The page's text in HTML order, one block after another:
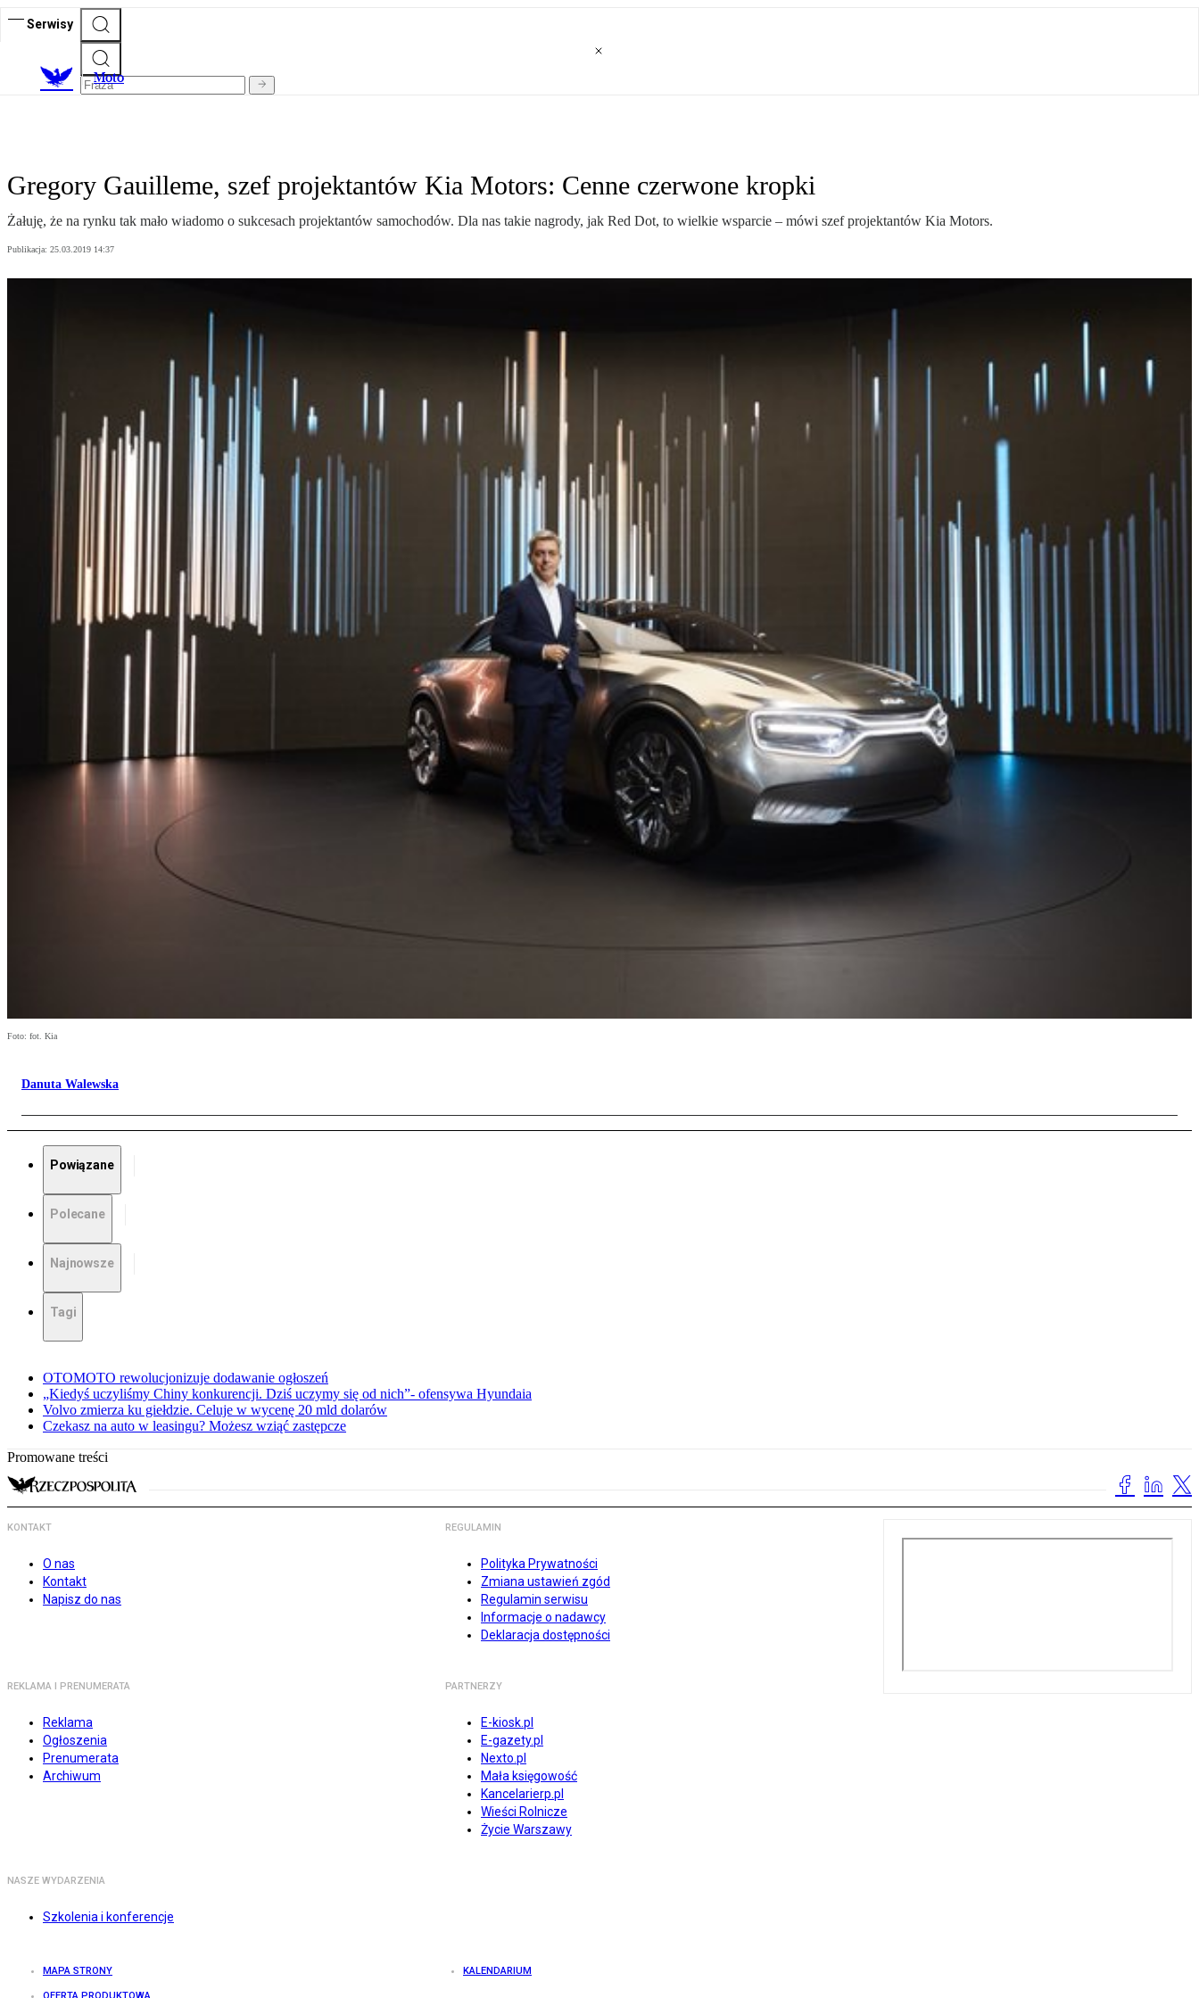
Serwisy
Moto
Gregory Gauilleme, szef projektantów Kia Motors: Cenne czerwone kropki
Żałuję, że na rynku tak mało wiadomo o sukcesach projektantów samochodów. Dla nas takie nagrody, jak Red Dot, to wielkie wsparcie – mówi szef projektantów Kia Motors.
Publikacja: 25.03.2019 14:37
Foto: fot. Kia
Danuta Walewska
Powiązane
Polecane
Najnowsze
Tagi
OTOMOTO rewolucjonizuje dodawanie ogłoszeń
„Kiedyś uczyliśmy Chiny konkurencji. Dziś uczymy się od nich”- ofensywa Hyundaia
Volvo zmierza ku giełdzie. Celuje w wycenę 20 mld dolarów
Czekasz na auto w leasingu? Możesz wziąć zastępcze
Promowane treści
KONTAKT
O nas
Kontakt
Napisz do nas
REGULAMIN
Polityka Prywatności
Zmiana ustawień zgód
Regulamin serwisu
Informacje o nadawcy
Deklaracja dostępności
REKLAMA I PRENUMERATA
Reklama
Ogłoszenia
Prenumerata
Archiwum
PARTNERZY
E-kiosk.pl
E-gazety.pl
Nexto.pl
Mała księgowość
Kancelarierp.pl
Wieści Rolnicze
Życie Warszawy
NASZE WYDARZENIA
Szkolenia i konferencje
MAPA STRONY KALENDARIUM